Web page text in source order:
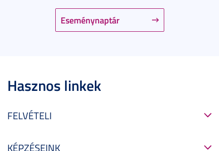
Eseménynaptár
Hasznos linkek
FELVÉTELI
KÉPZÉSEINK